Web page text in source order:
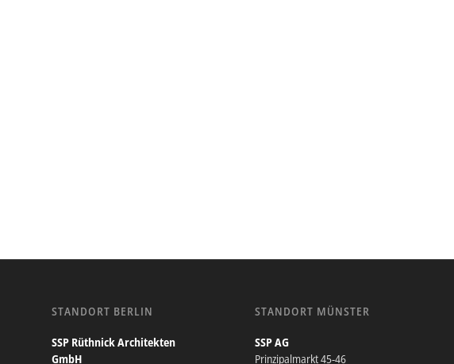
STANDORT BERLIN
SSP Rüthnick Architekten
GmbH
STANDORT MÜNSTER
SSP AG
Prinzipalmarkt 45-46